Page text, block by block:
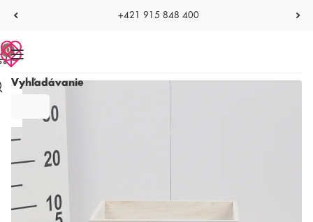
+421 915 848 400
Vyhľadávanie
0